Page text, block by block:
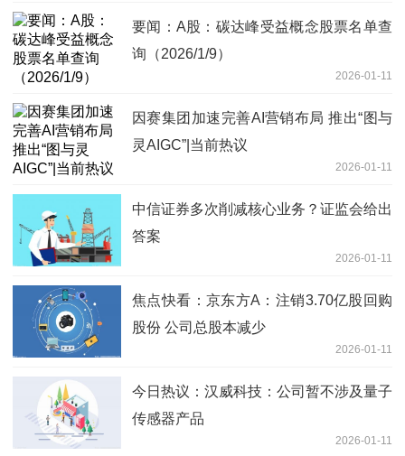
要闻：A股：碳达峰受益概念股票名单查
询（2026/1/9）
2026-01-11
因赛集团加速完善AI营销布局 推出“图与
灵AIGC”|当前热议
2026-01-11
中信证券多次削减核心业务？证监会给出
答案
2026-01-11
焦点快看：京东方A：注销3.70亿股回购
股份 公司总股本减少
2026-01-11
今日热议：汉威科技：公司暂不涉及量子
传感器产品
2026-01-11